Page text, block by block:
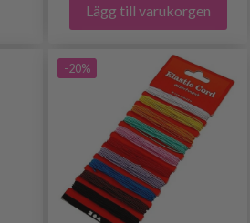
Lägg till varukorgen
-20%